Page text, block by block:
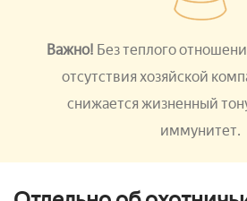
Важно! Без теплого
отсутствия хозяйской
снижается жизненный
иммунитет.